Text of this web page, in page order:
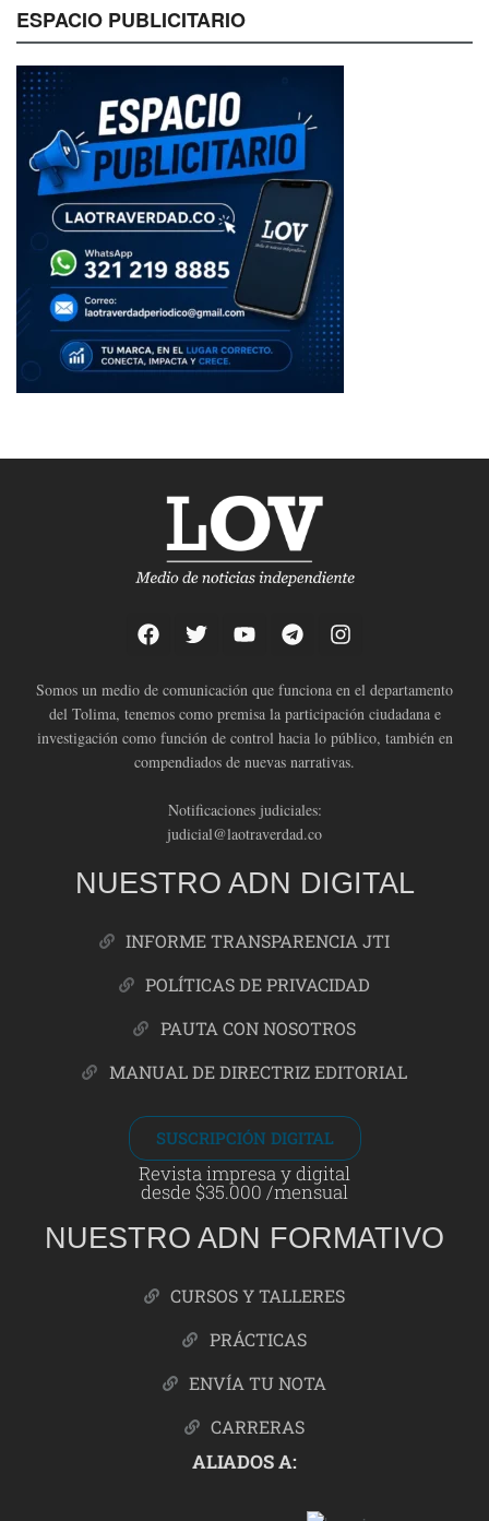
ESPACIO PUBLICITARIO
Somos un medio de comunicación que funciona en el departamento
del Tolima, tenemos como premisa la participación ciudadana e
investigación como función de control hacia lo público, también en
compendiados de nuevas narrativas.
Notificaciones judiciales:
judicial@laotraverdad.co
NUESTRO ADN DIGITAL
INFORME TRANSPARENCIA JTI
POLÍTICAS DE PRIVACIDAD
PAUTA CON NOSOTROS
MANUAL DE DIRECTRIZ EDITORIAL
SUSCRIPCIÓN DIGITAL
Revista impresa y digital
desde $35.000 /mensual
NUESTRO ADN FORMATIVO
CURSOS Y TALLERES
PRÁCTICAS
ENVÍA TU NOTA
CARRERAS
ALIADOS A: